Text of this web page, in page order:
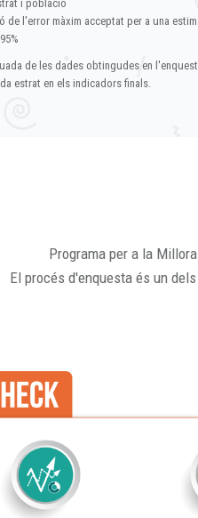
i població
de l'error màxim acceptat per a una
de les dades obtingudes en
estrat en els indicadors finals.
Programa per a la
El procés d'enquesta és un